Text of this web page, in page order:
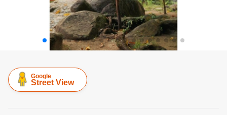
Google
Street View